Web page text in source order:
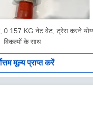
0.157 KG नेट वेट, ट्रेस करने
विकल्पों के साथ
मूल्य प्राप्त करें